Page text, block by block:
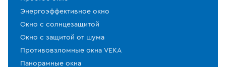
Энергоэффективное окно
Окно с солнцезащитой
Окно с защитой от шума
Противовзломные окна VEKA
Панорамные окна